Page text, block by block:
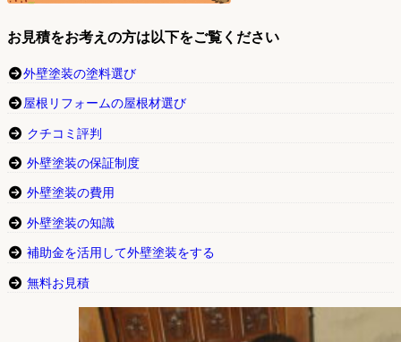
お見積をお考えの方は以下をご覧ください
外壁塗装の塗料選び
屋根リフォームの屋根材選び
クチコミ評判
外壁塗装の保証制度
外壁塗装の費用
外壁塗装の知識
補助金を活用して外壁塗装をする
無料お見積